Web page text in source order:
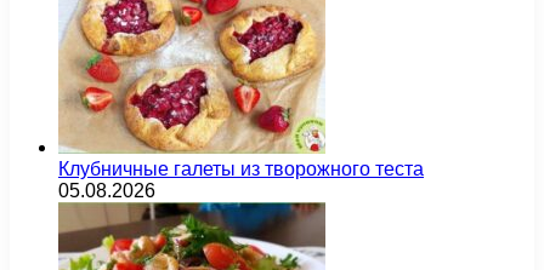
Клубничные галеты из творожного теста
05.08.2026